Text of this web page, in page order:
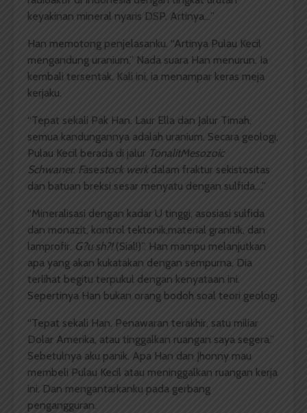
keyakinan mineral nyaris DSP. Artinya…”
Han memotong penjelasanku. “Artinya Pulau Kecil
mengandung uranium,” Nada suara Han menurun. Ia
kembali tersentak. Kali ini, ia menampar keras meja
kerjaku.
“Tepat sekali Pak Han. Laur Ella dan Jalur Timah,
semua kandungannya adalah uranium. Secara geologi,
Pulau Kecil berada di jalur TonalitMesozoic
Schwaner. Fasestock werk dalam fraktur sekistositas
dan batuan breksi sesar menyatu dengan sulfida…,”
“Mineralisasi dengan kadar U tinggi, asosiasi sulfida
dan monazit, kontrol tektonik,material granitik, dan
lamprofir. G?u sh?! (Sial!)”. Han mampu melanjutkan
apa yang akan kukatakan dengan sempurna. Dia
terlihat begitu terpukul dengan kenyataan ini.
Sepertinya Han bukan orang bodoh soal teori geologi.
“Tepat sekali Han. Penawaran terakhir, satu miliar
Dolar Amerika, atau tinggalkan ruangan saya segera.”
Sebetulnya aku panik. Apa Han dan Jhonny mau
membeli Pulau Kecil atau meninggalkan ruangan kerja
ini. Dan mengantarkanku pada gerbang
pengangguran.